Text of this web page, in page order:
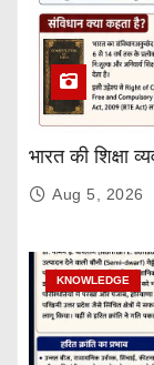
भारत की शिक्षा
Aug 5, 2026
KNOWLEDGE